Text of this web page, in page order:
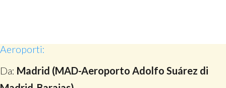
Aeroporti:
Da: Madrid (MAD-Aeroporto Adolfo Suárez di